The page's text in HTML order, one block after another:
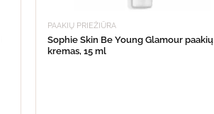
PAAKIŲ PRIEŽIŪRA
Sophie Skin Be Young Glamour paakių
kremas, 15 ml